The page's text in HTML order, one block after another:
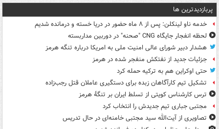
پربازدیدترین ها
خدمه ناو لینکلن: پس از ۸ ماه حضور در دریا خسته و درمانده‌ شدیم
لحظه انفجار جایگاه CNG "صحنه" در دوربین مداربسته
هشدار دبیر شورای عالی امنیت ملی به امریکا درباره تنگه هرمز
جزئیات جدید از نفتکش منفجر شده در هرمز
حتی اوکراین هم به ترکیه حمله کرد
تشکیل تیم کارآگاهان زبده برای دستگیری عاملان قتل رجب‌زاده
ترس کارشناس کویتی از تسلط ایران بر تنگۀ هرمز
مجتبی جباری تیم جدیدش را انتخاب کرد
تصاویری از آیت‌الله سید مجتبی خامنه‌ای در حال تدریس